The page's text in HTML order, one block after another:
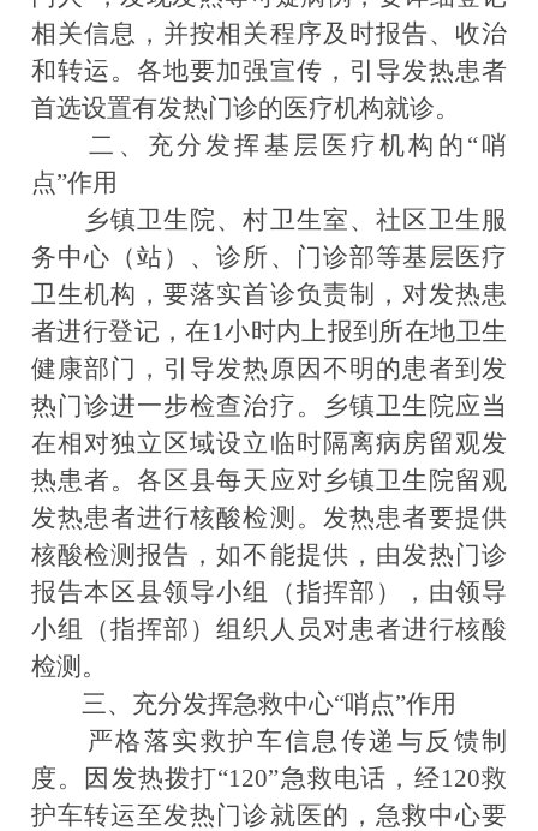
相关信息，并按相关程序及时报告、收治
和转运。各地要加强宣传，引导发热患者
首选设置有发热门诊的医疗机构就诊。
二、充分发挥基层医疗机构的“哨
点”作用
乡镇卫生院、村卫生室、社区卫生服
务中心（站）、诊所、门诊部等基层医疗
卫生机构，要落实首诊负责制，对发热患
者进行登记，在1小时内上报到所在地卫生
健康部门，引导发热原因不明的患者到发
热门诊进一步检查治疗。乡镇卫生院应当
在相对独立区域设立临时隔离病房留观发
热患者。各区县每天应对乡镇卫生院留观
发热患者进行核酸检测。发热患者要提供
核酸检测报告，如不能提供，由发热门诊
报告本区县领导小组（指挥部），由领导
小组（指挥部）组织人员对患者进行核酸
检测。
三、充分发挥急救中心“哨点”作用
严格落实救护车信息传递与反馈制
度。因发热拨打“120”急救电话，经120救
护车转运至发热门诊就医的，急救中心要